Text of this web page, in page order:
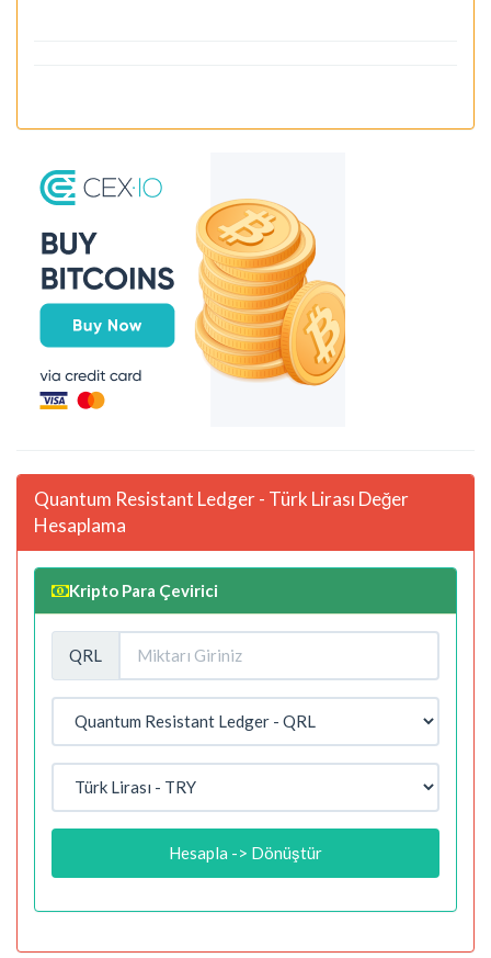
Quantum Resistant Ledger - Türk Lirası Değer
Hesaplama
Kripto Para Çevirici
QRL
Hesapla -> Dönüştür